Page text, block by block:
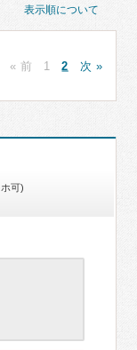
表示順について
« 前 1 2 次 »
可)